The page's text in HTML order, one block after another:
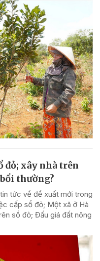
đỏ; xây nhà trên
thường?
tức về đề xuất mới trong
cấp sổ đỏ; Một xã ở Hà
sổ đỏ; Đấu giá đất nông